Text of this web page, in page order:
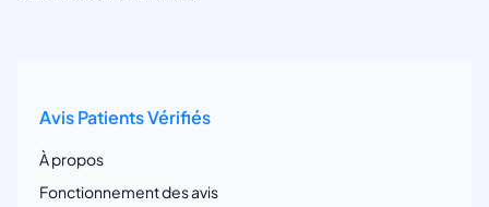
Avis Patients Vérifiés
À propos
Fonctionnement des avis